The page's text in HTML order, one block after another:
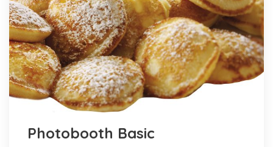
Photobooth Basic